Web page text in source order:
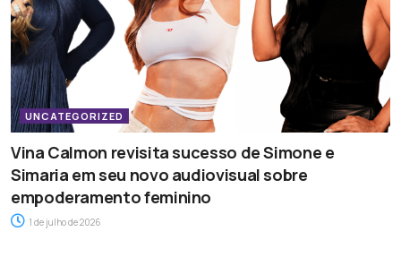
UNCATEGORIZED
Vina Calmon revisita sucesso de Simone e
Simaria em seu novo audiovisual sobre
empoderamento feminino
1 de julho de 2026